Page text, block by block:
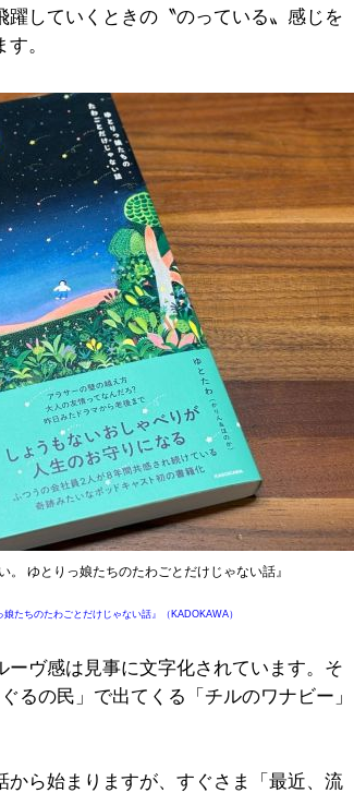
していくときの〝のっている〟感じを
。
。 ゆとりっ娘たちのたわごとだけじゃない話』
たちのたわごとだけじゃない話』（KADOKAWA）
ヴ感は見事に文字化されています。そ
るの民」で出てくる「チルのワナビー」
ら始まりますが、すぐさま「最近、流